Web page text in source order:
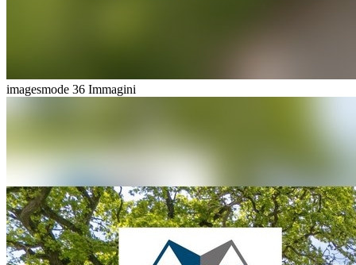
imagesmode 36 Immagini